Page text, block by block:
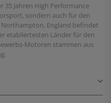
35 Jahren High Performance
sondern auch für den
England befindet
etabliertesten Länder für den
Motoren stammen aus